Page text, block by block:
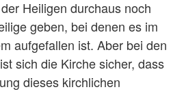
Heiligen durchaus noch
geben, bei denen es im
aufgefallen ist. Aber bei den
sich die Kirche sicher, dass
dieses kirchlichen